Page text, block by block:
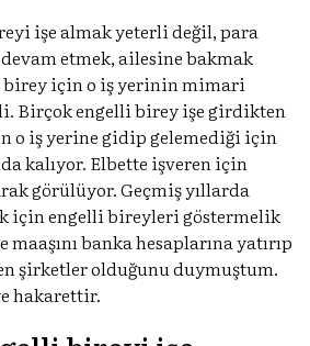
işe almak yeterli değil, para
etmek, ailesine bakmak
birey için o iş yerinin mimari
Birçok engelli birey işe girdikten
o iş yerine gidip gelemediği için
kalıyor. Elbette işveren için
görülüyor. Geçmiş yıllarda
için engelli bireyleri göstermelik
maaşını banka hesaplarına yatırıp
şirketler olduğunu duymuştum.
hakarettir.